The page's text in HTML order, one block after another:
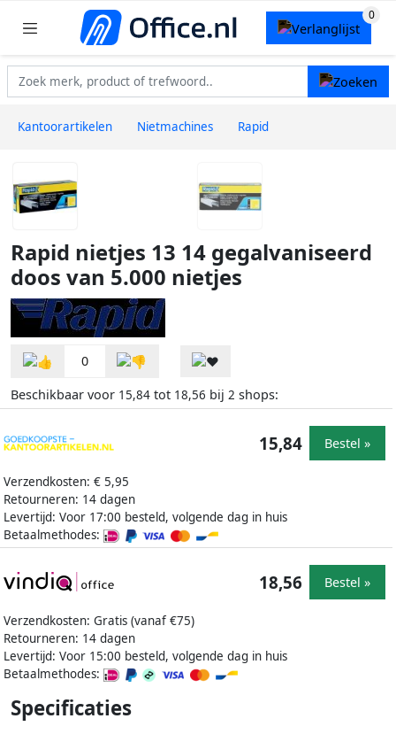
Kantoorartikelen Nietmachines Rapid
Rapid nietjes 13 14 gegalvaniseerd
doos van 5.000 nietjes
0
Beschikbaar voor 15,84 tot 18,56 bij 2 shops:
Verzendkosten: € 5,95
Retourneren: 14 dagen
Levertijd: Voor 17:00 besteld, volgende dag in huis
Betaalmethodes:
15,84 Bestel »
Verzendkosten: Gratis (vanaf €75)
Retourneren: 14 dagen
Levertijd: Voor 15:00 besteld, volgende dag in huis
Betaalmethodes:
18,56 Bestel »
Specificaties